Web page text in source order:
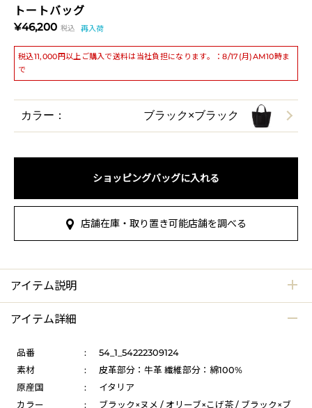
トートバッグ
¥46,200 税込 再入荷
税込11,000円以上ご購入で送料は当社負担になります。：8/17(月)AM10時ま
で
カラー： ブラック×ブラック
ショッピングバッグに入れる
店舗在庫・取り置き可能店舗を調べる
アイテム説明
アイテム詳細
品番 :
54_1_54222309124
素材
:
皮革部分：牛革 繊維部分：綿100%
原産国
:
イタリア
カラー
:
ブラック×ヌメ / オリーブ×こげ茶 / ブラック×ブ